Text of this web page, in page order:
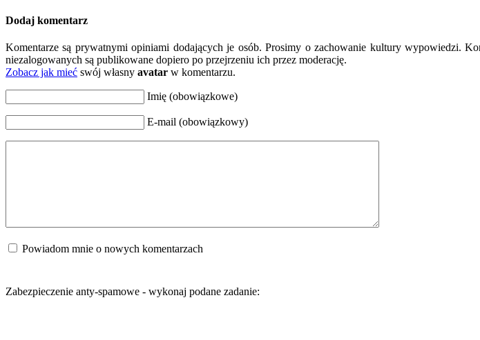
Dodaj komentarz
Komentarze są prywatnymi opiniami dodających je osób. Prosimy o zachowanie kultury wypowiedzi.
niezalogowanych są publikowane dopiero po przejrzeniu ich przez moderację.
Zobacz jak mieć swój własny avatar w komentarzu.
Imię (obowiązkowe)
E-mail (obowiązkowy)
Powiadom mnie o nowych komentarzach
Zabezpieczenie anty-spamowe - wykonaj podane zadanie: